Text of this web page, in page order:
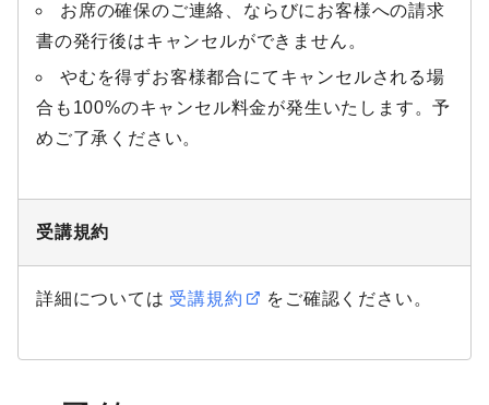
お席の確保のご連絡、ならびにお客様への請求
書の発行後はキャンセルができません。
やむを得ずお客様都合にてキャンセルされる場
合も100%のキャンセル料金が発生いたします。予
めご了承ください。
受講規約
詳細については 受講規約 をご確認ください。